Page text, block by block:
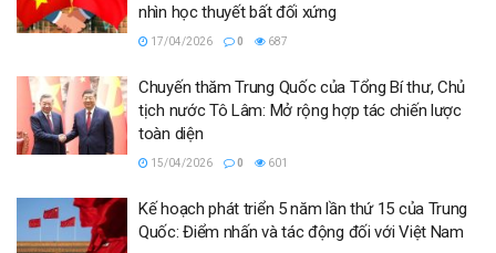
nhìn học thuyết bất đối xứng
17/04/2026 0 687
Chuyến thăm Trung Quốc của Tổng Bí thư, Chủ
tịch nước Tô Lâm: Mở rộng hợp tác chiến lược
toàn diện
15/04/2026 0 601
Kế hoạch phát triển 5 năm lần thứ 15 của Trung
Quốc: Điểm nhấn và tác động đối với Việt Nam